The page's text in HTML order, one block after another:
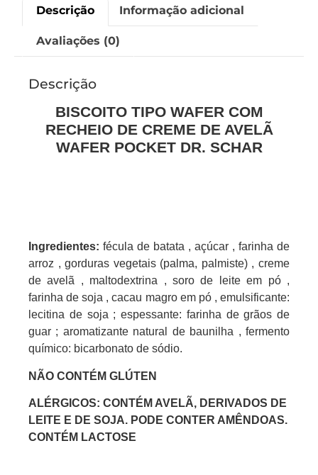
Descrição Informação adicional
Avaliações (0)
Descrição
BISCOITO TIPO WAFER COM
RECHEIO DE CREME DE AVELÃ
WAFER POCKET DR. SCHAR
Ingredientes: fécula de batata , açúcar , farinha de
arroz , gorduras vegetais (palma, palmiste) , creme
de avelã , maltodextrina , soro de leite em pó ,
farinha de soja , cacau magro em pó , emulsificante:
lecitina de soja ; espessante: farinha de grãos de
guar ; aromatizante natural de baunilha , fermento
químico: bicarbonato de sódio.
NÃO CONTÉM GLÚTEN
ALÉRGICOS: CONTÉM AVELÃ, DERIVADOS DE
LEITE E DE SOJA. PODE CONTER AMÊNDOAS.
CONTÉM LACTOSE